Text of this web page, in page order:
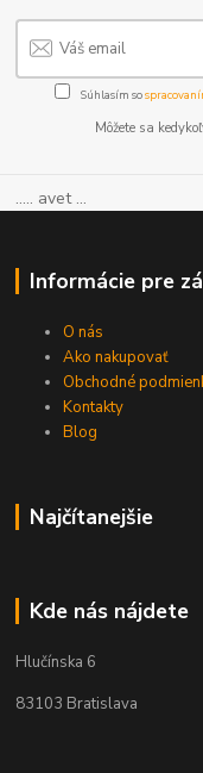
Súhlasím so
Môžete sa
..... avet ...
Informácie pre
O nás
Ako nakupovať
Obchodné
Kontakty
Blog
Najčítanejšie
Kde nás nájdete
Hlučínska 6
83103 Bratislava